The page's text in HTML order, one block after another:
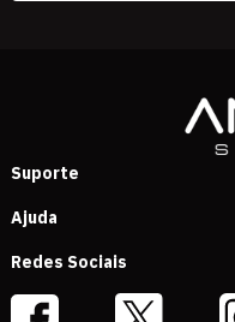
Suporte
Ajuda
Redes Sociais